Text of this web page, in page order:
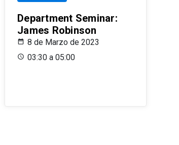
Department Seminar:
James Robinson
8 de Marzo de 2023
03:30 a 05:00